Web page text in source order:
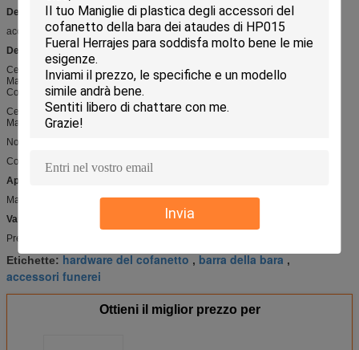
Invia
Dettaglio rapido:
accessorio D040 della bara
Descrizione:
Cerniera del metallo per il cofanetto
Materiale di Zamak
Colore: oro, nichel, ottone antico, rame antico ecc
Cerniera del metallo per il cofanetto
Materiale di Zamak
No. di riferimento: D040
Colore: oro, nichel, ottone antico, rame antico ecc
Applicazioni:
Maniglia e decorazione del metallo o di legno del cofanetto
Vantaggio competitivo:
Prezzo competitivo e di alta qualità
Etichette: hardware del cofanetto , barra della bara ,
accessori funerei
Ottieni il miglior prezzo per